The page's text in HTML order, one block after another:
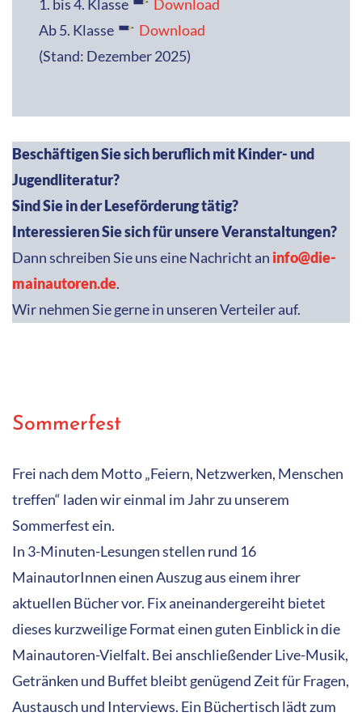
1. bis 4. Klasse
Download
Ab 5. Klasse
Download
(Stand: Dezember 2025)
Beschäftigen Sie sich beruflich mit Kinder- und
Jugendliteratur?
Sind Sie in der Leseförderung tätig?
Interessieren Sie sich für unsere Veranstaltungen?
Dann schreiben Sie uns eine Nachricht an info@die-
mainautoren.de.
Wir nehmen Sie gerne in unseren Verteiler auf.
Sommerfest
Frei nach dem Motto „Feiern, Netzwerken, Menschen
treffen“ laden wir einmal im Jahr zu unserem
Sommerfest ein.
In 3-Minuten-Lesungen stellen rund 16
MainautorInnen einen Auszug aus einem ihrer
aktuellen Bücher vor. Fix aneinandergereiht bietet
dieses kurzweilige Format einen guten Einblick in die
Mainautoren-Vielfalt. Bei anschließender Live-Musik,
Getränken und Buffet bleibt genügend Zeit für Fragen,
Austausch und Interviews. Ein Büchertisch lädt zum